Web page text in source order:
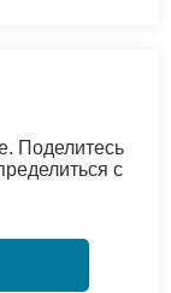
Поделитесь
с